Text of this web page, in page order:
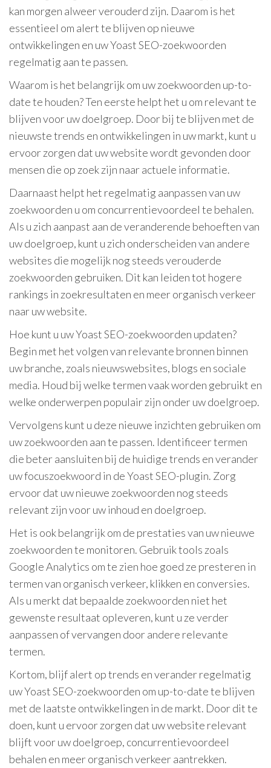
kan morgen alweer verouderd zijn. Daarom is het
essentieel om alert te blijven op nieuwe
ontwikkelingen en uw Yoast SEO-zoekwoorden
regelmatig aan te passen.
Waarom is het belangrijk om uw zoekwoorden up-to-
date te houden? Ten eerste helpt het u om relevant te
blijven voor uw doelgroep. Door bij te blijven met de
nieuwste trends en ontwikkelingen in uw markt, kunt u
ervoor zorgen dat uw website wordt gevonden door
mensen die op zoek zijn naar actuele informatie.
Daarnaast helpt het regelmatig aanpassen van uw
zoekwoorden u om concurrentievoordeel te behalen.
Als u zich aanpast aan de veranderende behoeften van
uw doelgroep, kunt u zich onderscheiden van andere
websites die mogelijk nog steeds verouderde
zoekwoorden gebruiken. Dit kan leiden tot hogere
rankings in zoekresultaten en meer organisch verkeer
naar uw website.
Hoe kunt u uw Yoast SEO-zoekwoorden updaten?
Begin met het volgen van relevante bronnen binnen
uw branche, zoals nieuwswebsites, blogs en sociale
media. Houd bij welke termen vaak worden gebruikt en
welke onderwerpen populair zijn onder uw doelgroep.
Vervolgens kunt u deze nieuwe inzichten gebruiken om
uw zoekwoorden aan te passen. Identificeer termen
die beter aansluiten bij de huidige trends en verander
uw focuszoekwoord in de Yoast SEO-plugin. Zorg
ervoor dat uw nieuwe zoekwoorden nog steeds
relevant zijn voor uw inhoud en doelgroep.
Het is ook belangrijk om de prestaties van uw nieuwe
zoekwoorden te monitoren. Gebruik tools zoals
Google Analytics om te zien hoe goed ze presteren in
termen van organisch verkeer, klikken en conversies.
Als u merkt dat bepaalde zoekwoorden niet het
gewenste resultaat opleveren, kunt u ze verder
aanpassen of vervangen door andere relevante
termen.
Kortom, blijf alert op trends en verander regelmatig
uw Yoast SEO-zoekwoorden om up-to-date te blijven
met de laatste ontwikkelingen in de markt. Door dit te
doen, kunt u ervoor zorgen dat uw website relevant
blijft voor uw doelgroep, concurrentievoordeel
behalen en meer organisch verkeer aantrekken.